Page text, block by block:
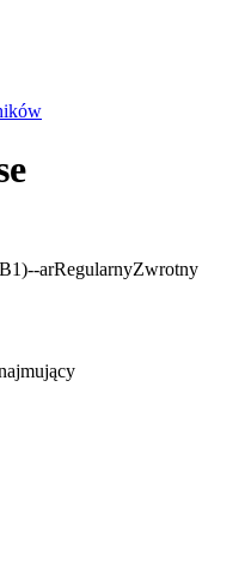
--arRegularnyZwrotny